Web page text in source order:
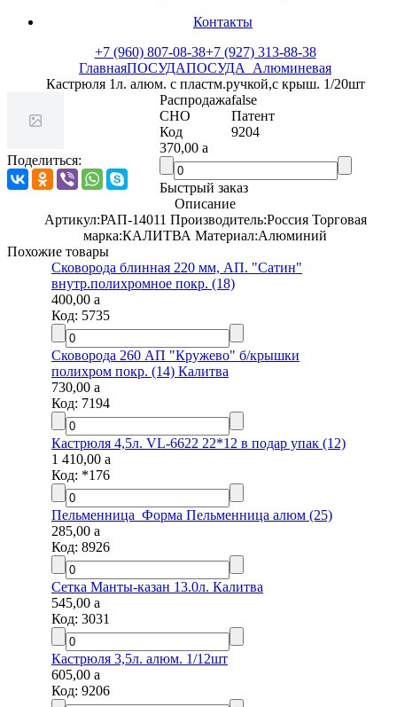
Контакты
+7 (960) 807-08-38+7 (927) 313-88-38
ГлавнаяПОСУДАПОСУДА_Алюминевая
Кастрюля 1л. алюм. с пластм.ручкой,с крыш. 1/20шт
Поделиться:
Распродажаfalse
СНО
Патент
Код
9204
370,00a
Быстрый заказ
Описание
Артикул:РАП-14011 Производитель:Россия Торговая
марка:КАЛИТВА Материал:Алюминий
Похожие товары
Сковорода блинная 220 мм, АП. "Сатин"
внутр.полихромное покр. (18)
400,00a
Код:5735
Сковорода 260 АП "Кружево" б/крышки
полихром покр. (14) Калитва
730,00a
Код:7194
Кастрюля 4,5л. VL-6622 22*12 в подар упак (12)
1 410,00a
Код:*176
Пельменница_Форма Пельменница алюм (25)
285,00a
Код:8926
Сетка Манты-казан 13.0л. Калитва
545,00a
Код:3031
Кастрюля 3,5л. алюм. 1/12шт
605,00a
Код:9206